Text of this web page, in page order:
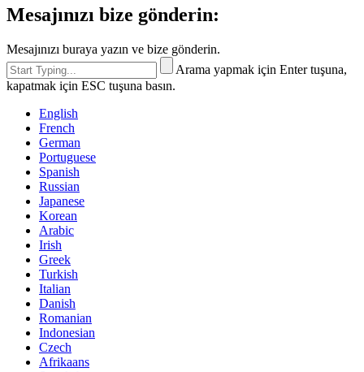
Mesajınızı bize gönderin:
Mesajınızı buraya yazın ve bize gönderin.
Arama yapmak için Enter tuşuna,
kapatmak için ESC tuşuna basın.
English
French
German
Portuguese
Spanish
Russian
Japanese
Korean
Arabic
Irish
Greek
Turkish
Italian
Danish
Romanian
Indonesian
Czech
Afrikaans